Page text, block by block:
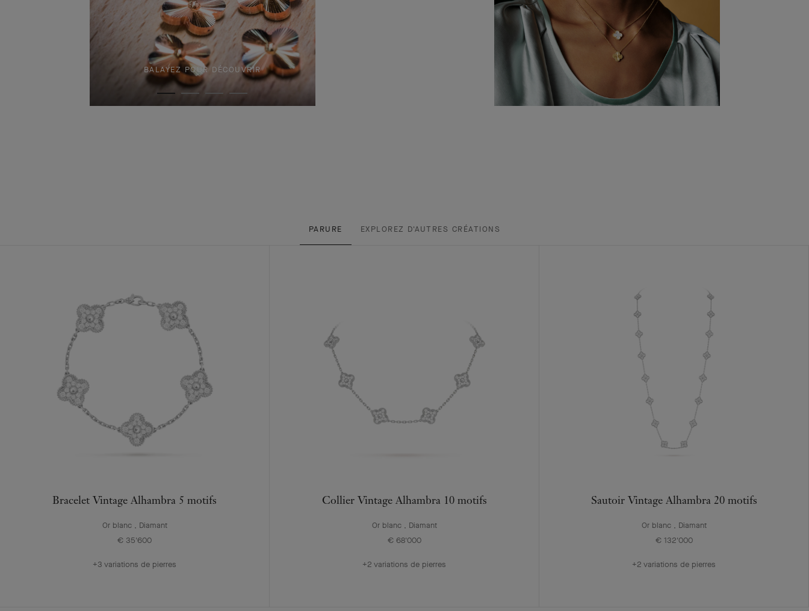
BALAYEZ POUR DÉCOUVRIR
PARURE EXPLOREZ D'AUTRES CRÉATIONS
Bracelet Vintage Alhambra 5 motifs
Or blanc , Diamant
€ 35'600
+3 variations de pierres
Collier Vintage Alhambra 10 motifs
Or blanc , Diamant
€ 68'000
+2 variations de pierres
Sautoir Vintage Alhambra 20 motifs
Or blanc , Diamant
€ 132'000
+2 variations de pierres